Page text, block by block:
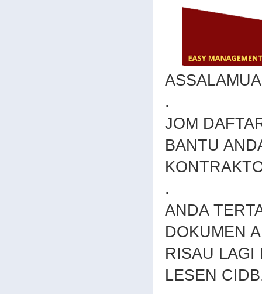
.
JOM
BANTU
.
ANDA
DOKUMEN
RISAU LAGI
LESEN